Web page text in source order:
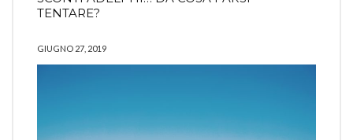
TENTARE?
GIUGNO 27, 2019